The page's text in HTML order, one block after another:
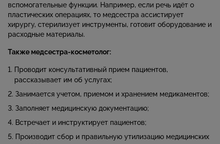
вспомогательные функции. Например, если речь идёт о
пластических операциях, то медсестра ассистирует
хирургу, стерилизует инструменты, готовит оборудование и
расходные материалы.
Также медсестра-косметолог:
Проводит консультативный прием пациентов,
рассказывает им об услугах;
Занимается учетом, приемом и хранением медикаментов;
Заполняет медицинскую документацию;
Встречает и инструктирует пациентов;
Производит сбор и правильную утилизацию медицинских